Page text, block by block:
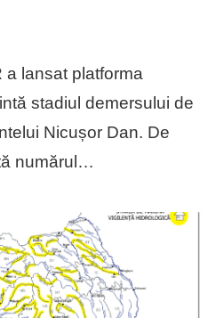
a lansat platforma
stadiul demersului de
Nicușor Dan. De
numărul…